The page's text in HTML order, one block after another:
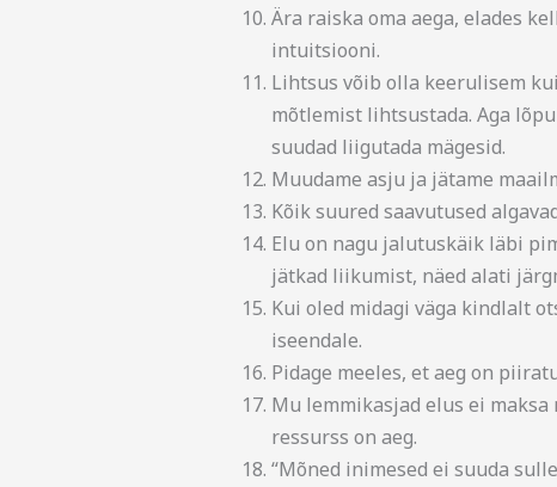
Ära raiska oma aega, elades
intuitsiooni.
Lihtsus võib olla keerulisem
mõtlemist lihtsustada. Aga
suudad liigutada mägesid.
Muudame asju ja jätame
Kõik suured saavutused
Elu on nagu jalutuskäik läbi
jätkad liikumist, näed alati
Kui oled midagi väga kindlalt
iseendale.
Pidage meeles, et aeg on
Mu lemmikasjad elus ei
ressurss on aeg.
“Mõned inimesed ei suuda